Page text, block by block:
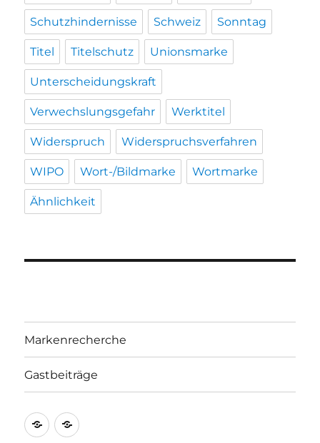
Schutzhindernisse Schweiz Sonntag
Titel Titelschutz Unionsmarke
Unterscheidungskraft
Verwechslungsgefahr Werktitel
Widerspruch Widerspruchsverfahren
WIPO Wort-/Bildmarke Wortmarke
Ähnlichkeit
Markenrecherche
Gastbeiträge
Markenrecherche
Gastbeiträge